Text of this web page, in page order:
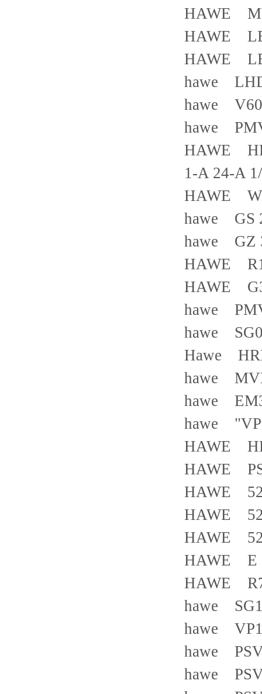
HAWE
HAWE
HAWE
hawe
hawe
hawe
HAWE
1-A 24-A
HAWE
hawe GS
hawe GZ
HAWE
HAWE
hawe
hawe
Hawe
hawe
hawe
hawe
HAWE
HAWE
HAWE 52
HAWE 52
HAWE 52
HAWE E
HAWE
hawe
hawe
hawe
hawe